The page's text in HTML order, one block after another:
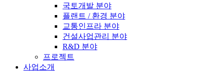
국토개발 분야
플랜트 / 환경 분야
교통인프라 분야
건설사업관리 분야
R&D 분야
프로젝트
사업소개